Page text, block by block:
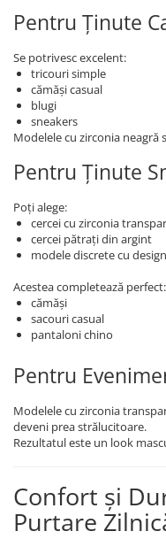
Pentru Ținute
Se potrivesc excelent:
tricouri simple
cămăși casual
blugi
sneakers
Modelele cu zirconia
Pentru Ținute
Poți alege:
cercei cu zirconia
cercei pătrați din argint
modele discrete cu
Acestea completează perfect:
cămăși
sacouri casual
pantaloni chino
Pentru
Modelele cu zirconia
deveni prea strălucitoare.
Rezultatul este un look
Confort și
Purtare